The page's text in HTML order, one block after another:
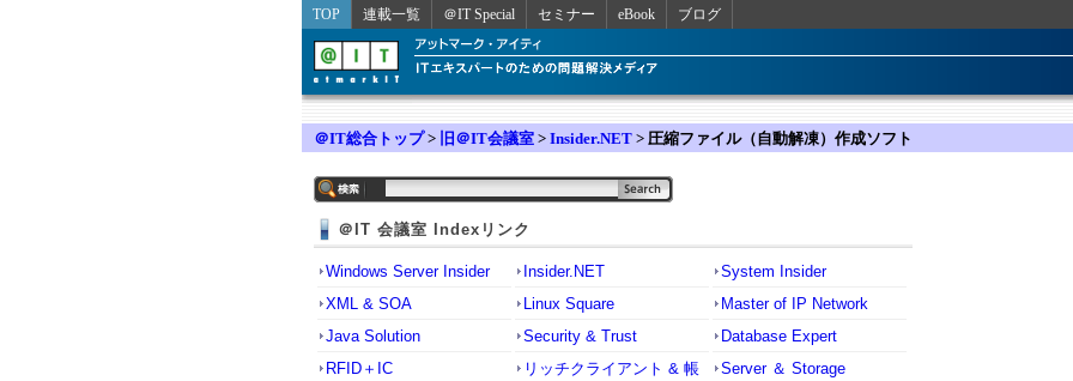
TOP 連載一覧 ＠IT Special セミナー eBook ブログ
＠IT総合トップ> 旧＠IT会議室 > Insider.NET > 圧縮ファイル（自動解凍）作成ソフト
＠IT 会議室 Indexリンク
Windows Server Insider Insider.NET
System Insider
XML & SOA
Linux Square
Master of IP Network
Java Solution
Security & Trust
Database Expert
RFID＋IC
リッチクライアント & 帳
Server ＆ Storage